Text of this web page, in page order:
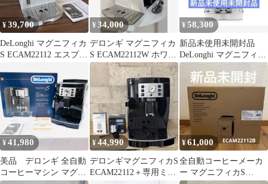
¥39,700
DeLonghi マグニフィカ
S ECAM22112 エスプレ
¥34,000
デロンギ マグニフィカ
S ECAM22112W ホワイ
ト 全自動コーヒーマシ
ン
¥58,300
新品未使用未開封品
DeLonghi マグニフィカ
S ECAM22112W
¥41,980
美品 デロンギ 全自動
コーヒーマシン マグニ
¥44,990
デロンギマグニフィカS
ECAM22112＋専用ミル
¥61,000
全自動コーヒーメーカ
ー マグニフィカS